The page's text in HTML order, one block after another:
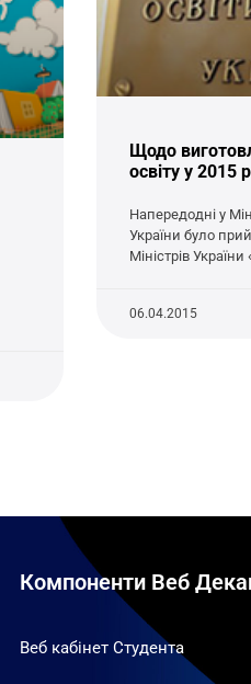
Щодо
освіту у 2015
Напередодні у
України було
Міністрів
06.04.2015
Компоненти Веб
Веб кабінет Студента